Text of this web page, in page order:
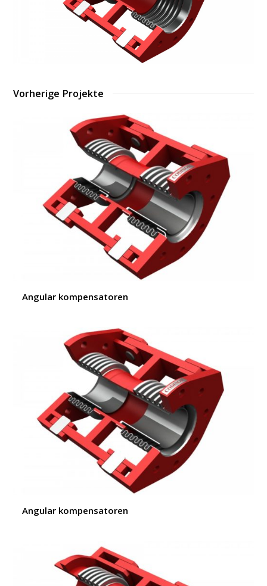
Vorherige Projekte
Angular kompensatoren
Angular kompensatoren